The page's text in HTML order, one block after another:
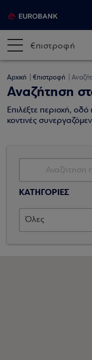
€πιστροφή
Αρχική €πιστροφή
Αναζήτηση
Επιλέξτε περιοχή,
κοντινές
ΚΑΤΗΓΟΡΙΕΣ